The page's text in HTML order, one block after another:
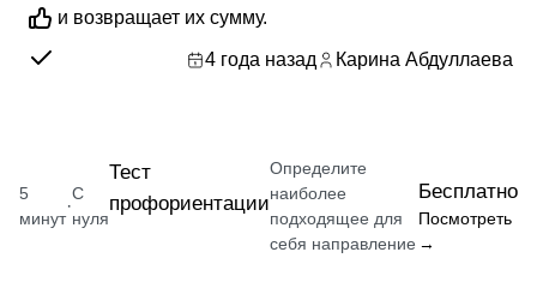
и возвращает их сумму.
4 года назад Карина Абдуллаева
5
минут
·
С
нуля
Тест
профориентации
Определите
наиболее
подходящее для
себя направление
Бесплатно
Посмотреть
→